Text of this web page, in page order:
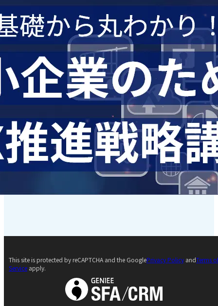
This site is protected by reCAPTCHA and the GooglePrivacy Policy andTerms
Service apply.